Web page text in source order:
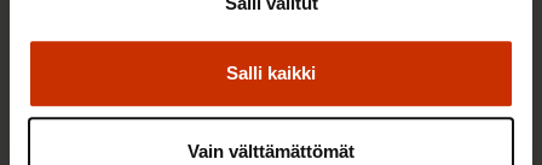
Salli kaikki
Vain välttämättömät
työsuhdeturvaa ja työelämän tasa-arvoa